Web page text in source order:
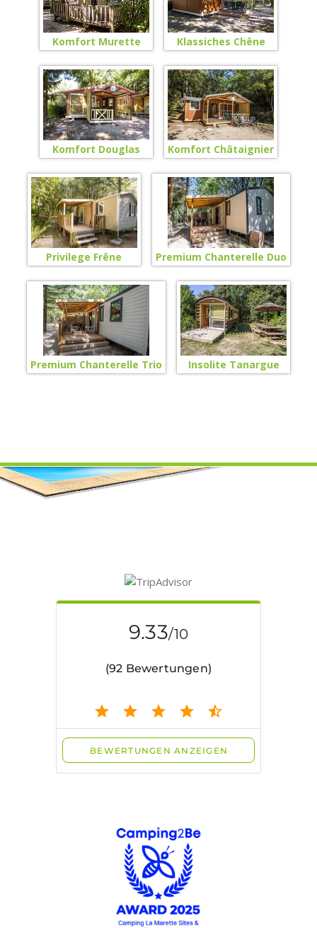
Komfort Murette Klassiches Chêne
Komfort Douglas Komfort Châtaignier
Privilege Frêne Premium Chanterelle Duo
Premium Chanterelle Trio Insolite Tanargue